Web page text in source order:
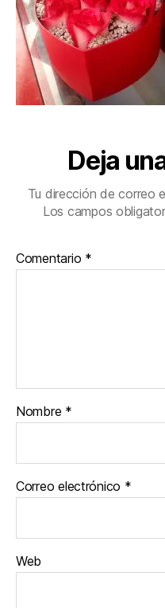
Deja
Tu dirección de correo
Los campos
Comentario *
Nombre *
Correo electrónico *
Web